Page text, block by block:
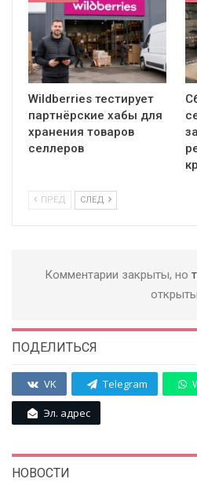
Wildberries тестирует
партнёрские хабы для
хранения товаров
селлеров
ПРЕД СЛЕД
Комментарии закрыты, но
ПОДЕЛИТЬСЯ
VK Telegram
Эл. адрес
НОВОСТИ